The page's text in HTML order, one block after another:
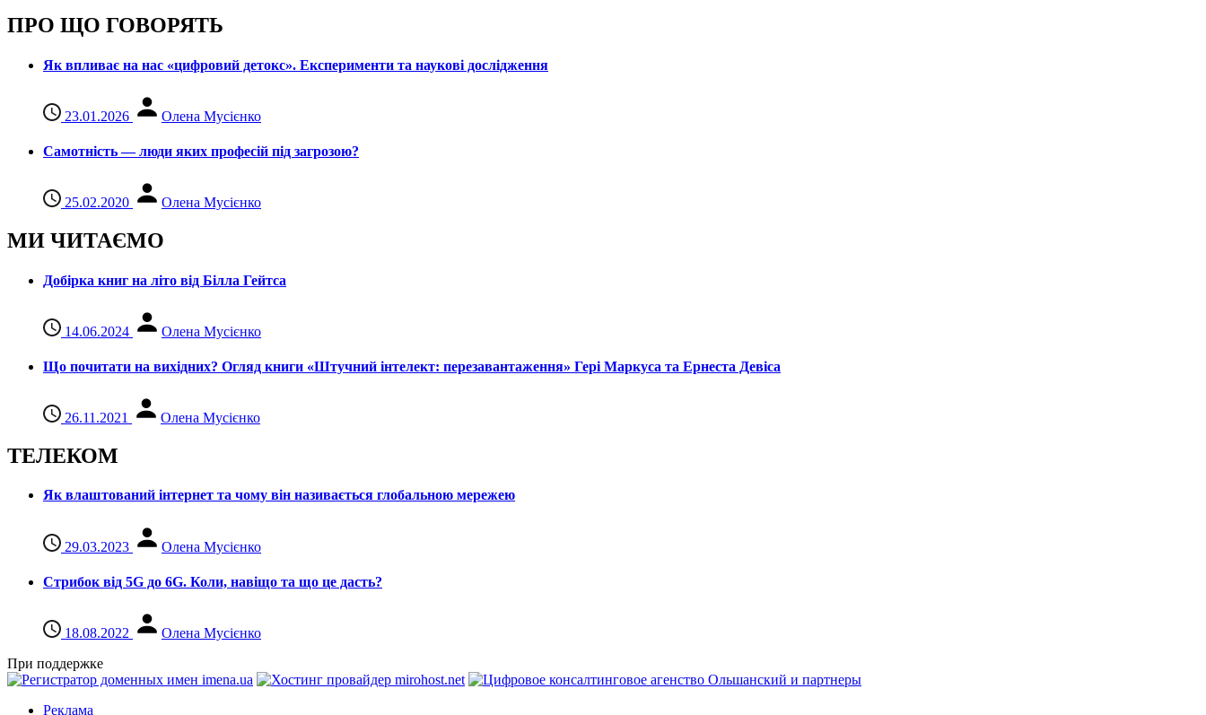
ПРО ЩО ГОВОРЯТЬ
Як впливає на нас «цифровий детокс». Експерименти та наукові дослідження
23.01.2026 Олена Мусієнко
Самотність — люди яких професій під загрозою?
25.02.2020 Олена Мусієнко
МИ ЧИТАЄМО
Добірка книг на літо від Білла Гейтса
14.06.2024 Олена Мусієнко
Що почитати на вихідних? Огляд книги «Штучний інтелект: перезавантаження» Гері Маркуса та Ернеста Девіса
26.11.2021 Олена Мусієнко
ТЕЛЕКОМ
Як влаштований інтернет та чому він називається глобальною мережею
29.03.2023 Олена Мусієнко
Стрибок від 5G до 6G. Коли, навіщо та що це даcть?
18.08.2022
Олена Мусієнко
При поддержке
Реклама